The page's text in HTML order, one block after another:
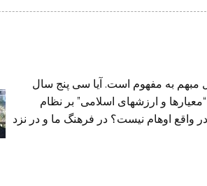
به مفهوم است. آيا سى پنج سال
و ارزشهاى اسلامى” بر نظام
اوهام نيست؟ در فرهنگ ما و در نزد